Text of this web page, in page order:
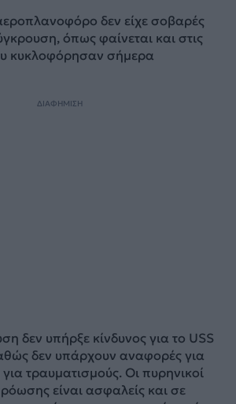
δεν είχε σοβαρές
όπως φαίνεται και στις
κυκλοφόρησαν σήμερα
ΔΙΑΦΗΜΙΣΗ
δεν υπήρξε κίνδυνος για το USS
δεν υπάρχουν αναφορές για
τραυματισμούς. Οι πυρηνικοί
είναι ασφαλείς και σε